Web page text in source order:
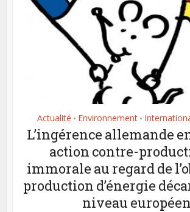
Actualité • Environnement •
L’ingérence allemande
action contre-
immorale au regard de
production d’énergie
niveau européen